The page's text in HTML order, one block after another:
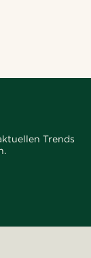
Trends